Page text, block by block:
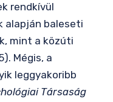
rendkívül
alapján baleseti
mint a közúti
Mégis, a
leggyakoribb
Társaság